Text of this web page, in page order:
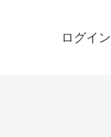
ログイン